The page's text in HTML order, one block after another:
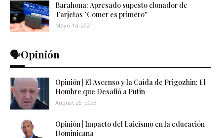
Barahona: Apresado supesto clonador de
Tarjetas "Comer es primero"
Mayo 14, 2021
🗣️Opinión
Opinión | El Ascenso y la Caída de Prigozhin: El
Hombre que Desafió a Putin
August 25, 2023
Opinión | Impacto del Laicismo en la educación
Dominicana